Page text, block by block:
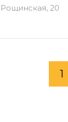
Рощинская, 20
1